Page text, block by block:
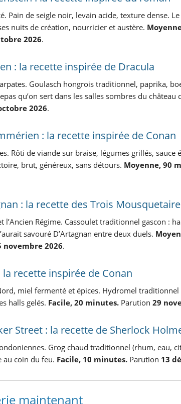
Pain de seigle noir, levain acide, texture dense.
nuits de création, nourricier et austère.
2026.
: la recette inspirée de Dracula
Goulasch hongrois traditionnel, paprika,
qu’on sert dans les salles sombres du château
2026.
: la recette inspirée de Conan
Rôti de viande sur braise, légumes grillés, sauce
brut, généreux, sans détours. Moyenne, 90
: la recette des Trois
l’Ancien Régime. Cassoulet traditionnel gascon :
savouré D’Artagnan entre deux duels.
novembre 2026.
recette inspirée de Conan
miel fermenté et épices. Hydromel
halls gelés. Facile, 20 minutes. Parution 29
Street : la recette de Sherlock
Grog chaud traditionnel (rhum, eau,
coin du feu. Facile, 10 minutes. Parution 13
maintenant